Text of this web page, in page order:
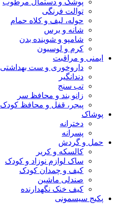
پوشک و دستمال مرطوب
توالت فرنگی
حوله، لیف و کلاه حمام
شانه و برس
شامپو و شوینده بدن
کرم و لوسیون
ایمنی و مراقبت
داروخوری و ست بهداشتی
دندانگیر
تب‌ سنج
زانو بند و محافظ سر
پیجر، قفل و محافظ کودک
پوشاک
دخترانه
پسرانه
حمل و گردش
کالسکه و کریر
ساک لوازم نوزاد و کودک
کیف و چمدان کودک
صندلی ماشین
کیف خنک نگهدارنده
پکیج سیسمونی